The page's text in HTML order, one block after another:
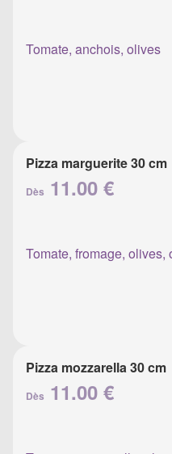
Tomate, anchois, olives
Pizza marguerite 30 cm
Dès 11.00 €
Tomate, fromage, olives,
Pizza mozzarella 30 cm
Dès 11.00 €